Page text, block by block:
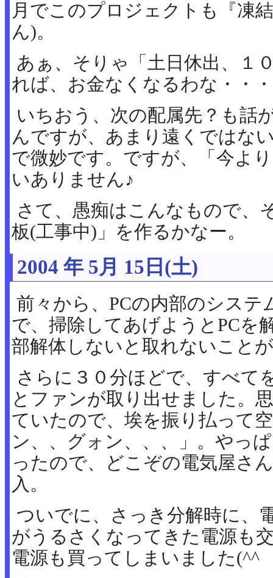
月でこのプロジェクトも『凍
ん)。
あぁ、そりゃ「土日休出、１
れば、お金なくなるわな・・
いちおう、次の配属先？も話
んですが、あまり遠くではな
で微妙です。ですが、「今よ
いありません♪
さて、愚痴はこんなもので、
板(工事中)」を作るかなー。
2004 年 5月 15日(土)
前々から、PCの内部のシス
で、掃除してあげようとPCを
部解体しないと取れないこと
さらに３０分ほどで、すべて
とファンが取り出せました。
ていたので、埃を振り払って
ン、、グォン、、、」。やっ
ったので、どこぞの電気屋さ
入。
ついでに、さっき分解時に、
がうるさくなってきた電源も
電源も買ってしまいました(^^